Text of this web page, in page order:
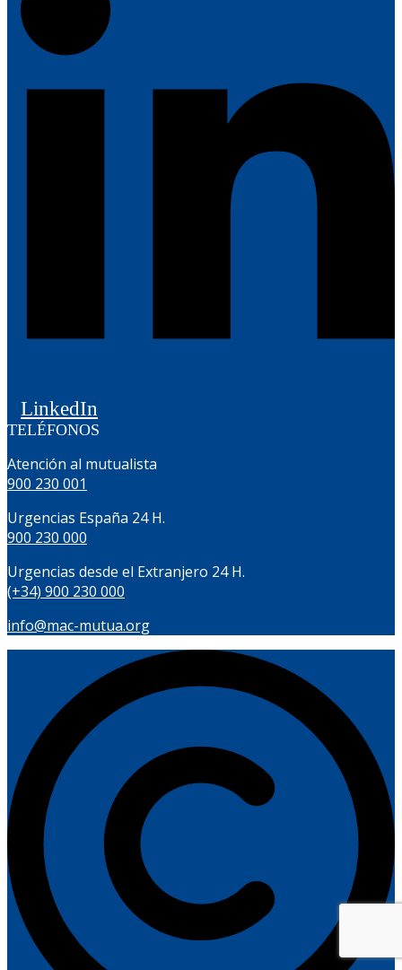
LinkedIn
TELÉFONOS
Atención al mutualista
900 230 001
Urgencias España 24 H.
900 230 000
Urgencias desde el Extranjero 24 H.
(+34) 900 230 000
info@mac-mutua.org